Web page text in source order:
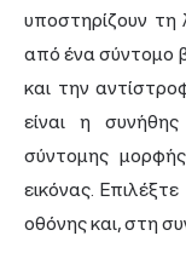
υποστηρίζουν τη
από ένα σύντομο
και την
είναι η
σύντομης
εικόνας.
οθόνης και, στη